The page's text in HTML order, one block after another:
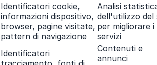
Identificatori cookie,
informazioni dispositivo,
browser, pagine visitate,
pattern di navigazione
Analisi
dell'utilizzo del
per migliorare i
servizi
Identificatori
Contenuti e
annunci